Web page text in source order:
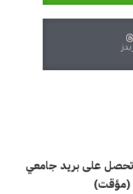
على بريد جامعي
(مؤقت)